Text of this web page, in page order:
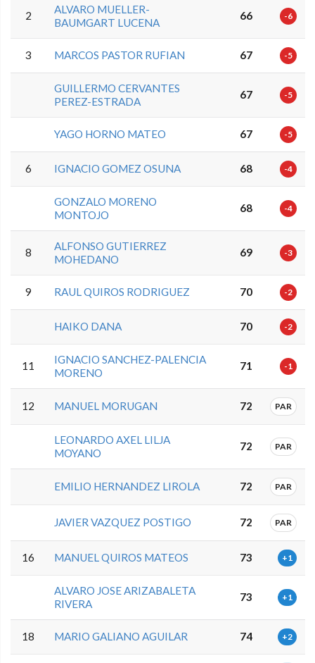
2
ALVARO MUELLER-
BAUMGART LUCENA
66 -6
3 MARCOS PASTOR RUFIAN 67 -5
GUILLERMO CERVANTES
PEREZ-ESTRADA
67 -5
YAGO HORNO MATEO 67 -5
6 IGNACIO GOMEZ OSUNA 68 -4
GONZALO MORENO
MONTOJO
68 -4
8
ALFONSO GUTIERREZ
MOHEDANO
69 -3
9 RAUL QUIROS RODRIGUEZ 70 -2
HAIKO DANA 70 -2
11
IGNACIO SANCHEZ-PALENCIA
MORENO
71 -1
12 MANUEL MORUGAN 72 PAR
LEONARDO AXEL LILJA
MOYANO
72 PAR
EMILIO HERNANDEZ LIROLA 72 PAR
JAVIER VAZQUEZ POSTIGO 72 PAR
16 MANUEL QUIROS MATEOS 73 +1
ALVARO JOSE ARIZABALETA
RIVERA
73 +1
18 MARIO GALIANO AGUILAR 74 +2